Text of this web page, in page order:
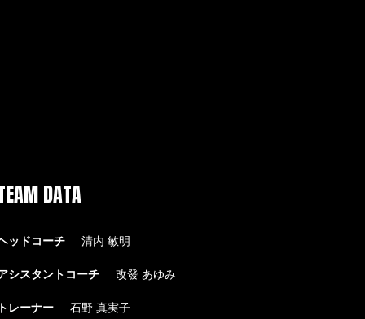
DATA
ッドコーチ 清内 敏明
シスタントコーチ 改發 あゆみ
トレーナー 石野 真実子